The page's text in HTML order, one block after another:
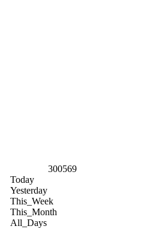
300569
Today
Yesterday
This_Week
This_Month
All_Days